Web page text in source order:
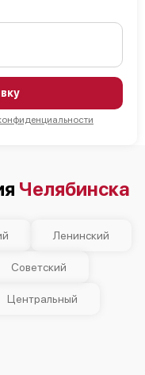
Челябинска
Ленинский
Советский
Центральный